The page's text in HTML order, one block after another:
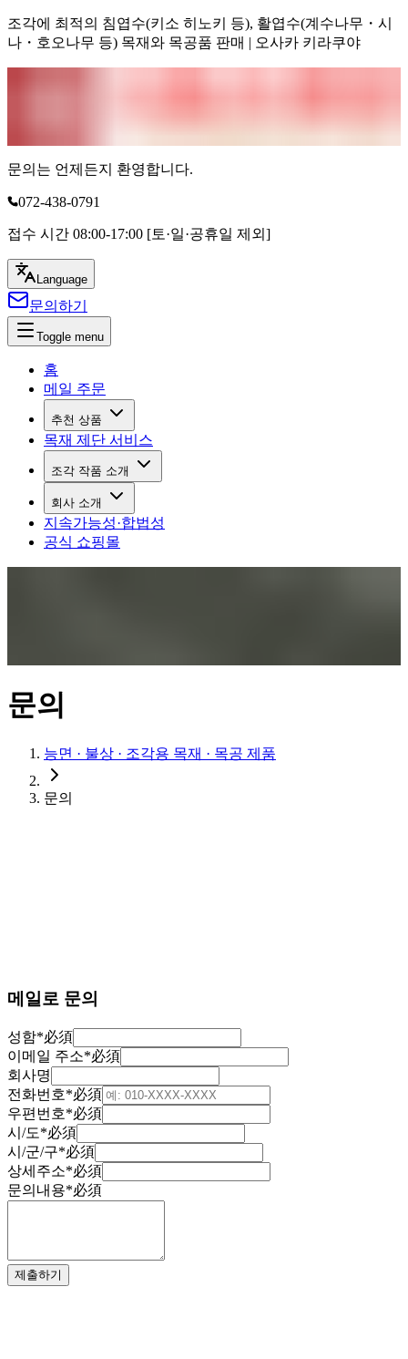
조각에 최적의 침엽수(키소 히노키 등), 활엽수(계수나무・시
나・호오나무 등) 목재와 목공품 판매 | 오사카 키라쿠야
문의는 언제든지 환영합니다.
072-438-0791
접수 시간 08:00-17:00 [토·일·공휴일 제외]
Language
문의하기
Toggle menu
홈
메일 주문
추천 상품
목재 제단 서비스
조각 작품 소개
회사 소개
지속가능성·합법성
공식 쇼핑몰
문의
능면 · 불상 · 조각용 목재 · 목공 제품
문의
메일로 문의
성함*必須
이메일 주소*必須
회사명
전화번호*必須
우편번호*必須
시/도*必須
시/군/구*必須
상세주소*必須
문의내용*必須
제출하기